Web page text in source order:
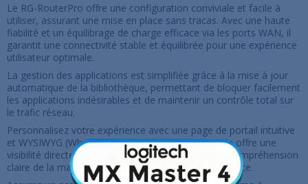
Le RG-RouterPro offre une configuration conviviale et facile à
utiliser, assurant une mise en place sans tracas. Avec une haute
fiabilité et un équilibrage de charge efficace via les ports WAN, il
garantit une connectivité stable et équilibrée pour une expérience
utilisateur optimale.
La gestion des applications est simplifiée grâce à la mise à jour
automatique de la bibliothèque, permettant de bloquer facilement
les applications indésirables et de maintenir un contrôle total sur
le trafic réseau.
Personnalisez votre expérience avec une page de portail intuitive
et WYSIWYG (What You See Is What You Get). Cela offre une
visibilité directe sur la configuration, assurant une compréhension
claire de la manière dont votre réseau est mis en place.